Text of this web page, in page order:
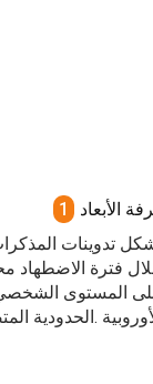
1
الأبعاد
فترة الاضطهاد
المستوى الشخصي
.الحدودية